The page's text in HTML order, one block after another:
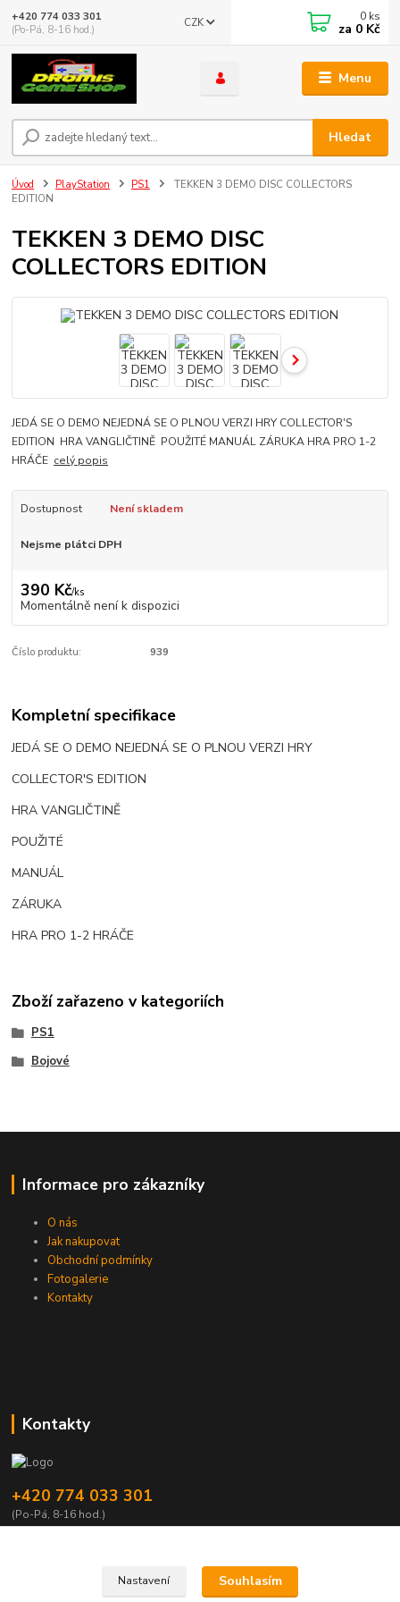
Menu
CZK
Hledat
+420 774 033 301
(Po-Pá, 8-16 hod.)
0 ks
za 0 Kč
Úvod PlayStation PS1
TEKKEN 3 DEMO DISC COLLECTORS
EDITION
TEKKEN 3 DEMO DISC
COLLECTORS EDITION
JEDÁ SE O DEMO NEJEDNÁ SE O PLNOU VERZI HRY COLLECTOR'S
EDITION HRA VANGLIČTINĚ POUŽITÉ MANUÁL ZÁRUKA HRA PRO 1-2
HRÁČE celý popis
Dostupnost Není skladem
Nejsme plátci DPH
390 Kč/ks
Momentálně není k dispozici
Číslo produktu: 939
Kompletní specifikace
JEDÁ SE O DEMO NEJEDNÁ SE O PLNOU VERZI HRY
COLLECTOR'S EDITION
HRA VANGLIČTINĚ
POUŽITÉ
MANUÁL
ZÁRUKA
HRA PRO 1-2 HRÁČE
Zboží zařazeno v kategoriích
PS1
Bojové
Informace pro zákazníky
O nás
Jak nakupovat
Obchodní podmínky
Fotogalerie
Kontakty
Kontakty
+420 774 033 301
(Po-Pá, 8-16 hod.)
Nastavení Souhlasím